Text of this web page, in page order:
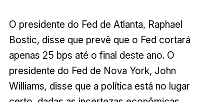
O presidente do Fed de Atlanta, Raphael
Bostic, disse que prevê que o Fed cortará
apenas 25 bps até o final deste ano. O
presidente do Fed de Nova York, John
Williams, disse que a política está no lugar